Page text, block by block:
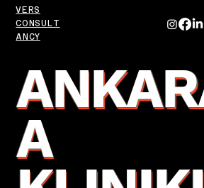
VERS
CONSULT
ANCY
A